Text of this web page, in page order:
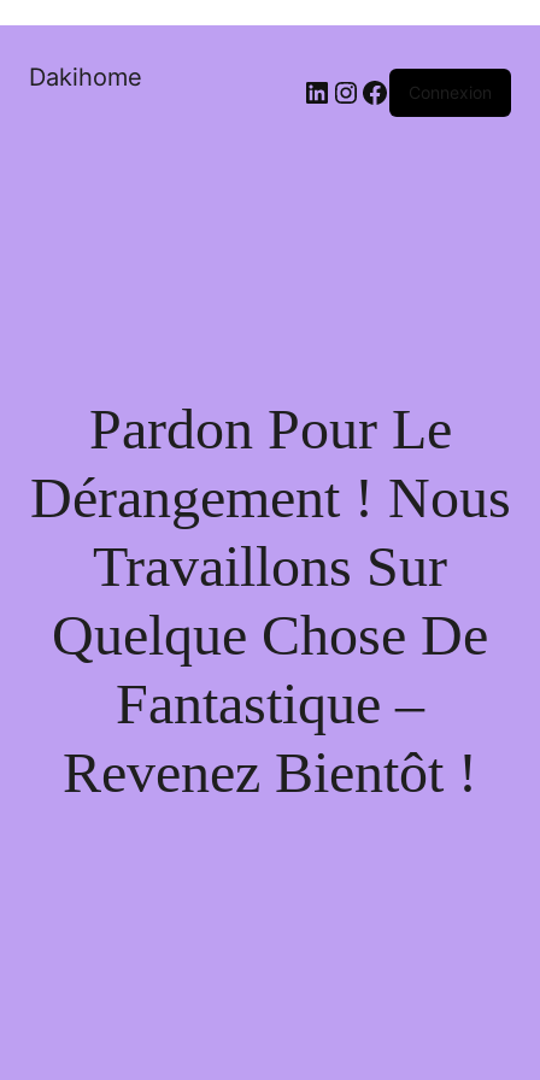
Dakihome Connexion
Pardon Pour Le
Dérangement ! Nous
Travaillons Sur
Quelque Chose De
Fantastique –
Revenez Bientôt !